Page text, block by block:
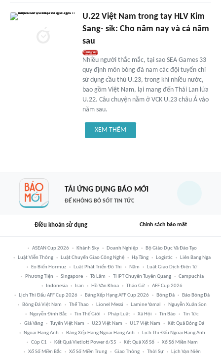
U.22 Việt Nam trong tay HLV Kim
Sang- sik: Cho năm nay và cả năm
sau
Nhiều người thắc mắc, tại sao SEA Games 33
quy định môn bóng đá nam các đội tuyển chỉ
sử dụng cầu thủ U.23, trong khi nhiều nước,
bao gồm Việt Nam, lại mang đến Thái Lan lứa
U.22. Câu chuyện nằm ở VCK U.23 châu Á vào
năm sau.
XEM THÊM
TẢI ỨNG DỤNG BÁO MỚI
ĐỂ KHÔNG BỎ SÓT TIN TỨC
Điều khoản sử dụng Chính sách bảo mật
ASEAN Cup 2026 Khánh Sky Doanh Nghiệp
Bộ Giáo Dục Và Đào Tạo
Luật Viễn Thông
Luật Chuyển Giao Công Nghệ Hạ Tầng Logistic
Liên Bang Nga
Eo Biển Hormuz
Luật Phát Triển Đô Thị Năm
Luật Giao Dịch Điện Tử
Phương Tiện
Singapore Tô Lâm THPT Chuyên Tuyên Quang
Campuchia
Indonesia
Iran Hồ Văn Khoa Tháo Gỡ
AFF Cup 2026
Lịch Thi Đấu AFF Cup 2026
Bảng Xếp Hạng AFF Cup 2026 Bóng Đá
Báo Bóng Đá
Bóng Đá Việt Nam
Thể Thao Lionel Messi Lamine Yamal
Nguyễn Xuân Son
Nguyễn Đình Bắc
Tin Thế Giới Pháp Luật Xã Hội Tin Bão
Tin Tức
Giá Vàng
Tuyển Việt Nam U23 Việt Nam U17 Việt Nam
Kết Quả Bóng Đá
Ngoại Hạng Anh
Bảng Xếp Hạng Ngoại Hạng Anh
Lịch Thi Đấu Ngoại Hạng Anh
Cúp C1
Kết Quả Vietlott Power 6/55 Kết Quả Xổ Số
Xổ Số Miền Nam
Xổ Số Miền Bắc
Xổ Số Miền Trung Giao Thông Thời Sự Lịch Vạn Niên